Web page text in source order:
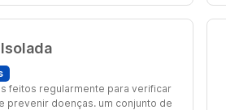
feitos regularmente para verificar
prevenir doenças. um conjunto de